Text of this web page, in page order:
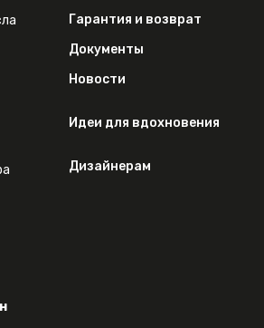
Гарантия и возврат
Документы
Новости
Идеи для вдохновения
Дизайнерам